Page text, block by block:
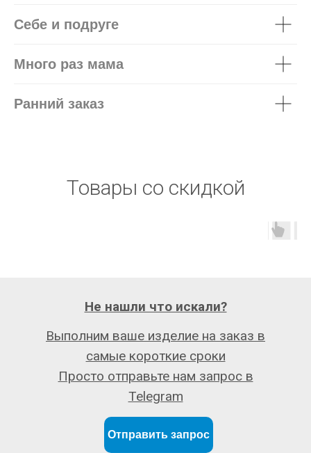
Себе и подруге
Много раз мама
Ранний заказ
Товары со скидкой
Отправить запрос
Выполним ваше изделие на заказ в
самые короткие сроки
Просто отправьте нам запрос в
Telegram
Не нашли что искали?